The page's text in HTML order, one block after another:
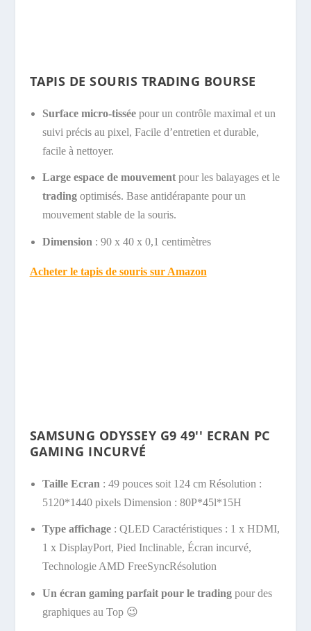
TAPIS DE SOURIS TRADING BOURSE
Surface micro-tisséepour un contrôle maximal et un
suivi précis au pixel, Facile d’entretien et durable,
facile à nettoyer.
Large espace de mouvementpour les balayages et le
tradingoptimisés. Base antidérapante pour un
mouvement stable de la souris.
Dimension : 90 x 40 x 0,1 centimètres
Acheter le tapis de souris sur Amazon
SAMSUNG ODYSSEY G9 49'' ECRAN PC
GAMING INCURVÉ
Taille Ecran : 49 pouces soit 124 cm Résolution :
5120*1440 pixels Dimension : 80P*45l*15H
Type affichage: QLED Caractéristiques : 1 x HDMI,
1 x DisplayPort, Pied Inclinable, Écran incurvé,
Technologie AMD FreeSyncRésolution
Un écran gaming parfait pour le tradingpour des
graphiques au Top 😉